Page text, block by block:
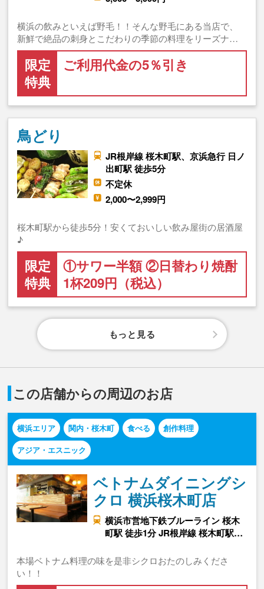
横浜の飲みといえば野毛！！そんな野毛にある当店で、
新鮮で絶品の刺身とこだわりの季節の料理をリーズナ…
限定
特典
ご利用代金の5％引き
鳥どり
JR根岸線 桜木町駅、京浜急行 日ノ
出町駅 徒歩5分
不定休
2,000〜2,999円
桜木町駅から徒歩5分！安くておいしい飲み屋街の居酒屋
♪
限定
特典
①サワー半額 ②日替わり焼酎
1杯209円（税込）
もっと見る
この店舗からの周辺のお店
横浜エリア 関内・桜木町 食べる
創作料理
アジア・エスニック
ベトナムダイニングシ
クロ 横浜桜木町店
横浜市営地下鉄ブルーライン 桜木
町駅 徒歩1分 JR根岸線 桜木町駅…
本場ベトナム料理の味を是非シクロおたのしみくださ
い！！